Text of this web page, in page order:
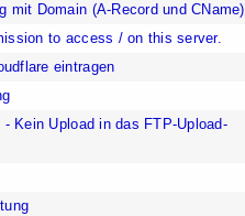
mit Domain (A-Record und CName)
to access / on this server.
eintragen
Kein Upload in das FTP-Upload-